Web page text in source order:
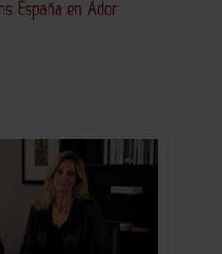
España en Ador